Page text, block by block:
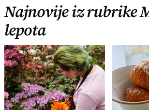
Najnovije iz rubrike
lepota